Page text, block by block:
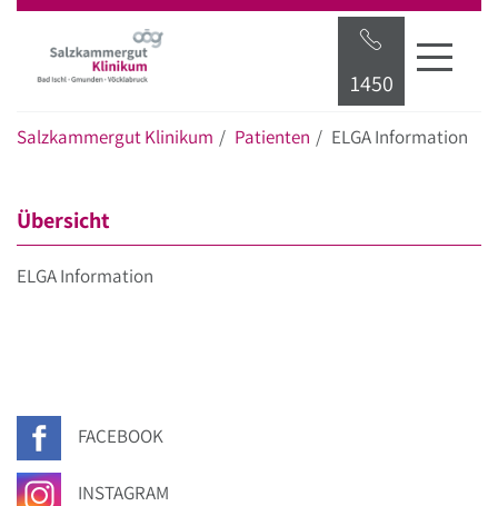
Hauptnavigation
1450
Salzkammergut Klinikum Patienten ELGA Information
Übersicht
ELGA Information
FACEBOOK
INSTAGRAM